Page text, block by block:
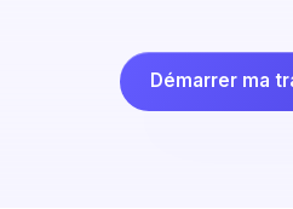
Démarrer ma